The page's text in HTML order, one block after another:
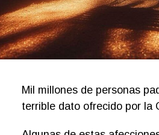
Mil millones de personas
terrible dato ofrecido por la